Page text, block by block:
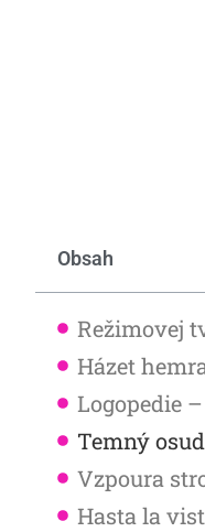
Obsah
Režimovej
Házet
Logopedie
Temný osud
Vzpoura
Hasta la